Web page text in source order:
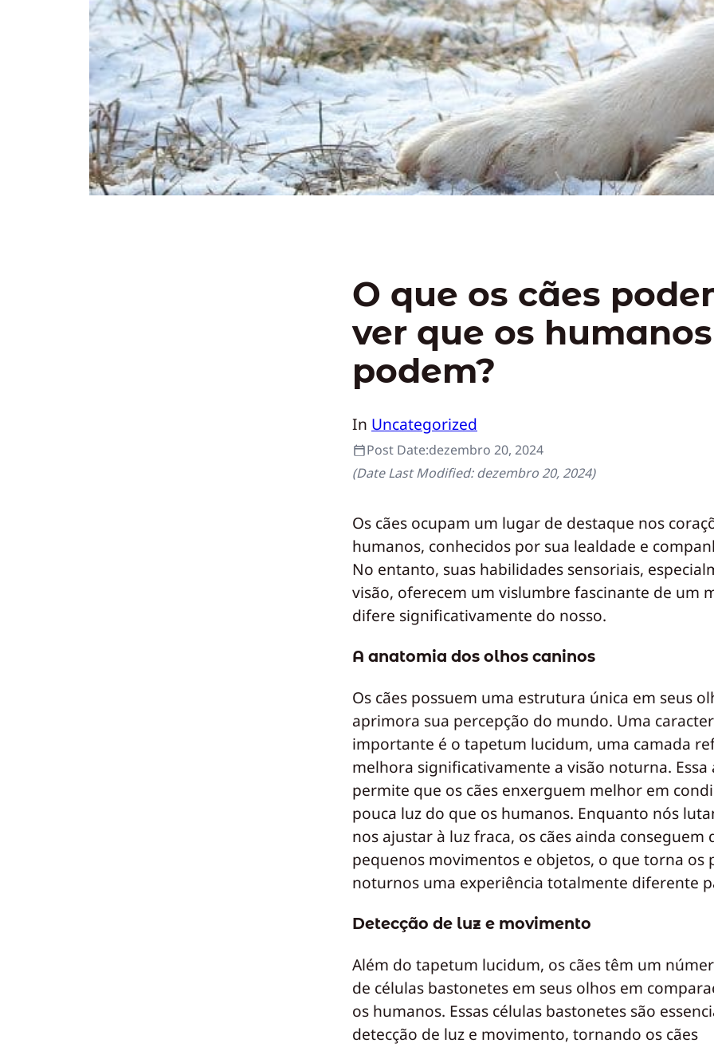
O que os cães
ver que os
podem?
In Uncategorized
Post Date:dezembro 20, 2024
(Date Last Modified:dezembro 20, 2024)
Os cães ocupam um lugar de destaque nos
humanos, conhecidos por sua lealdade e
No entanto, suas habilidades sensoriais,
visão, oferecem um vislumbre fascinante de um
difere significativamente do nosso.
A anatomia dos olhos caninos
Os cães possuem uma estrutura única em seus
aprimora sua percepção do mundo. Uma
importante é o tapetum lucidum, uma camada
melhora significativamente a visão noturna. Essa
permite que os cães enxerguem melhor em
pouca luz do que os humanos. Enquanto nós
nos ajustar à luz fraca, os cães ainda conseguem
pequenos movimentos e objetos, o que torna os
noturnos uma experiência totalmente diferente
Detecção de luz e movimento
Além do tapetum lucidum, os cães têm um
de células bastonetes em seus olhos em
os humanos. Essas células bastonetes são
detecção de luz e movimento, tornando os cães